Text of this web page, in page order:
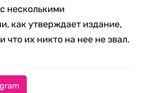
несколькими
как утверждает издание,
что их никто на нее не звал.